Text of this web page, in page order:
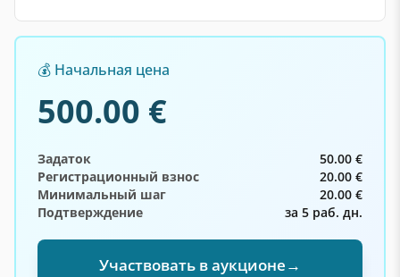
💰 Начальная цена
500.00 €
Задаток
50.00 €
Регистрационный взнос
20.00 €
Минимальный шаг
20.00 €
Подтверждение
за 5 раб. дн.
Участвовать в аукционе→